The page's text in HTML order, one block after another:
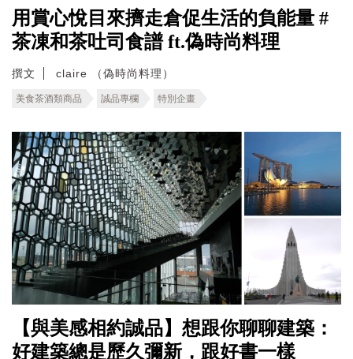
用賞心悅目來擠走倉促生活的負能量 #
茶凍和茶吐司食譜 ft.偽時尚料理
撰文 claire （偽時尚料理）
美食茶酒類商品 誠品專欄 特別企畫
【與美感相約誠品】想跟你聊聊建築：
好建築總是歷久彌新，跟好書一樣